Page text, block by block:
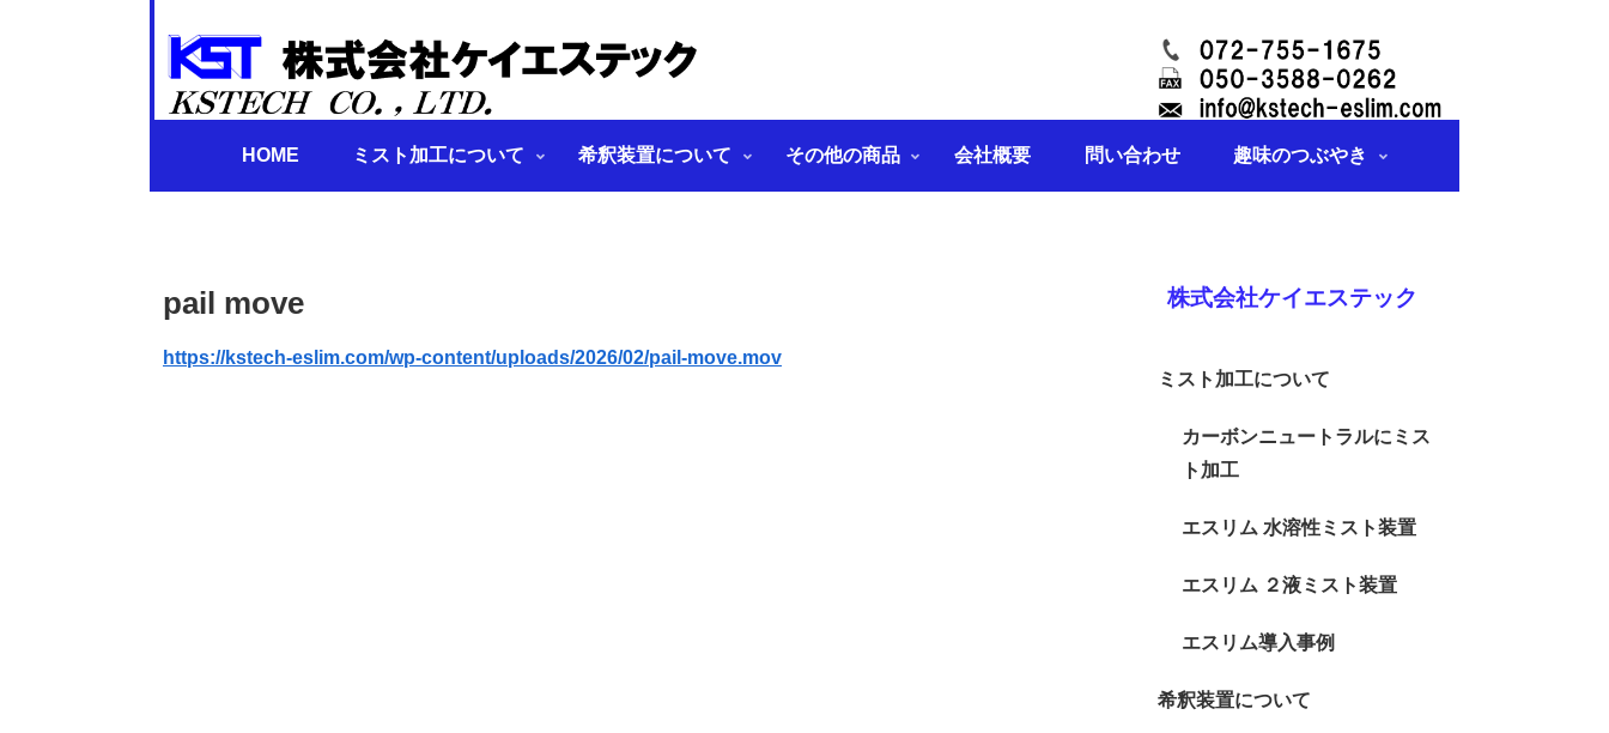
HOME ミスト加工について 希釈装置について その他の商品 会社概要 問い合わせ 趣味のつぶやき
pail move
https://kstech-eslim.com/wp-content/uploads/2026/02/pail-move.mov
株式会社ケイエステック
ミスト加工について
カーボンニュートラルにミス
ト加工
エスリム 水溶性ミスト装置
エスリム ２液ミスト装置
エスリム導入事例
希釈装置について